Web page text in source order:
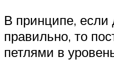
В принципе, если
правильно, то
петлями в